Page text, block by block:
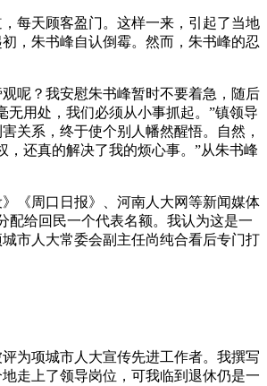
每天顾客盈门。这样一来，引起了当地
，朱书峰自认倒霉。然而，朱书峰的忍
呢？我安慰朱书峰暂时不要着急，随后
用处，我们必须从小事抓起。”镇领导
关系，终于使个别人幡然醒悟。自然，
还真的解决了我的烦心事。”从朱书峰
《周口日报》、河南人大网等新闻媒体
配给回民一个代表名额。我认为这是一
市人大常委会副主任尚纯合看后专门打
为项城市人大宣传先进工作者。我撰写
走上了领导岗位，可我临到退休仍是一